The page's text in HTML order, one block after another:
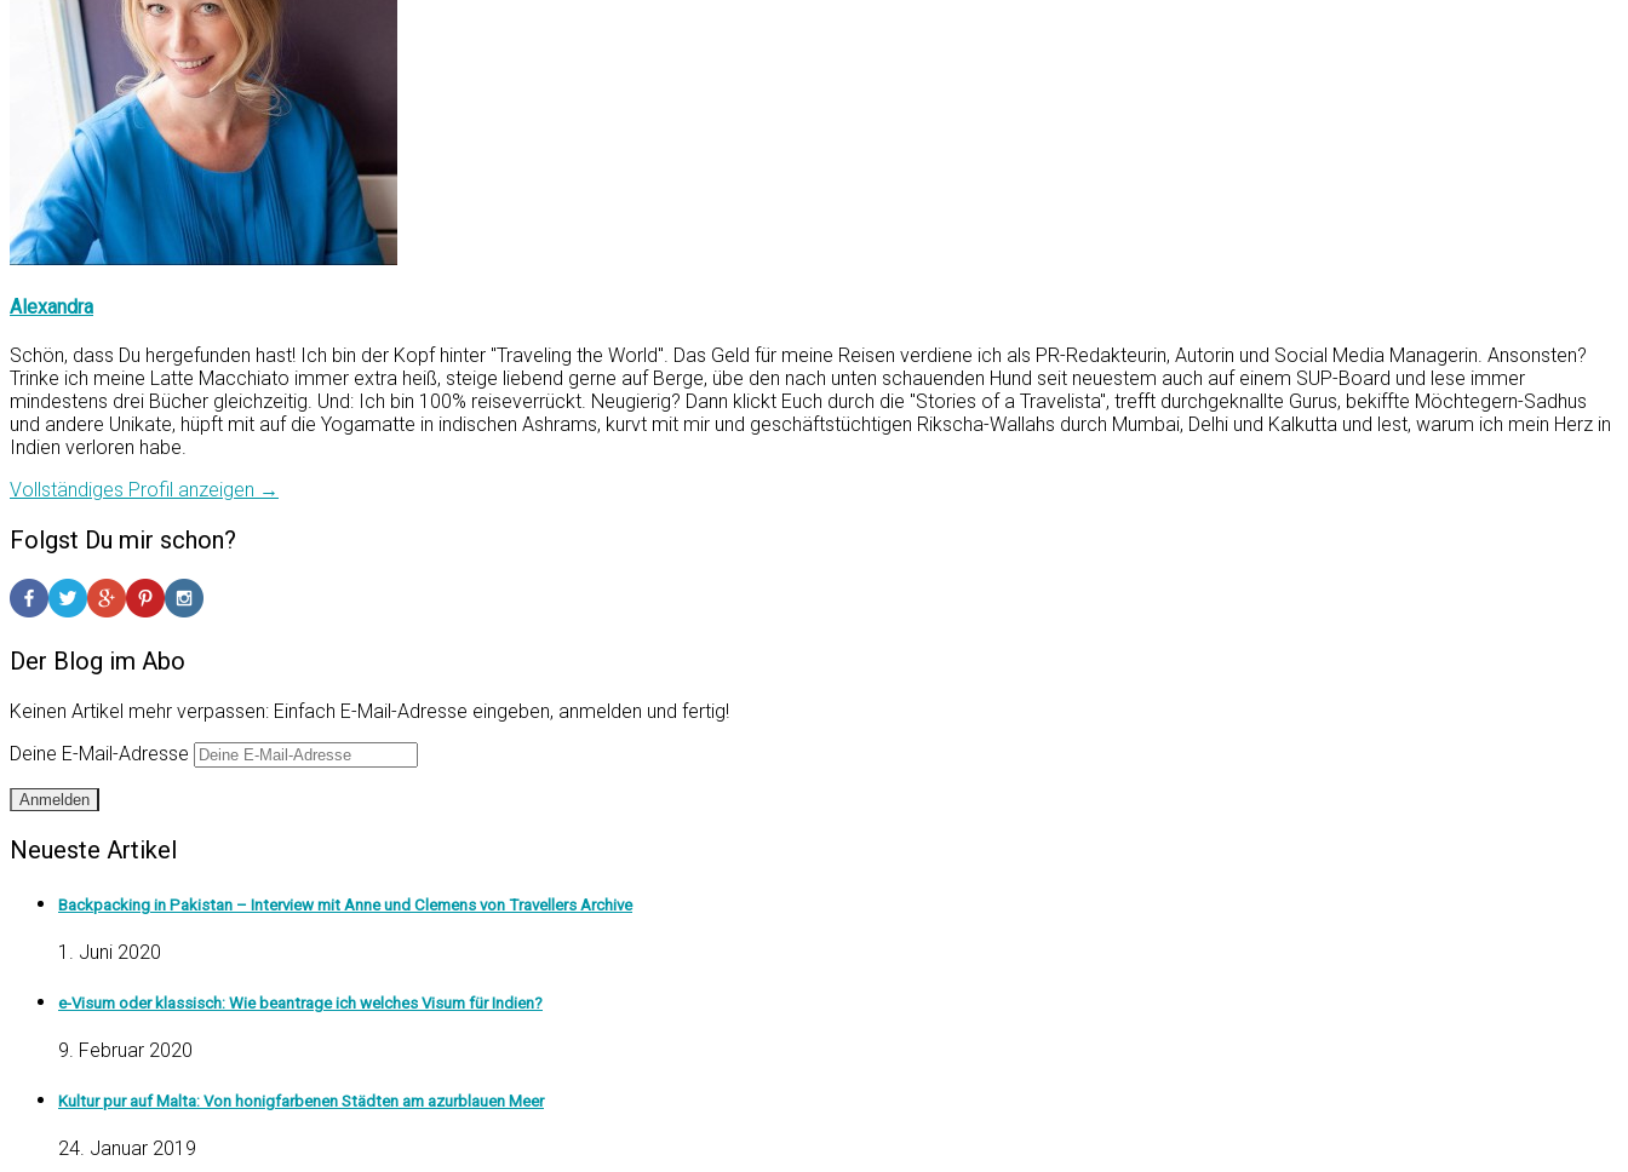
Alexandra
Schön, dass Du hergefunden hast! Ich bin der Kopf hinter "Traveling the World". Das Geld für meine Reisen verdiene ich als PR-Redakteurin, Autorin und Social Media Managerin. Ansonsten?
Trinke ich meine Latte Macchiato immer extra heiß, steige liebend gerne auf Berge, übe den nach unten schauenden Hund seit neuestem auch auf einem SUP-Board und lese immer
mindestens drei Bücher gleichzeitig. Und: Ich bin 100% reiseverrückt. Neugierig? Dann klickt Euch durch die "Stories of a Travelista", trefft durchgeknallte Gurus, bekiffte Möchtegern-Sadhus
und andere Unikate, hüpft mit auf die Yogamatte in indischen Ashrams, kurvt mit mir und geschäftstüchtigen Rikscha-Wallahs durch Mumbai, Delhi und Kalkutta und lest, warum ich mein Herz in
Indien verloren habe.
Vollständiges Profil anzeigen →
Folgst Du mir schon?
Der Blog im Abo
Keinen Artikel mehr verpassen: Einfach E-Mail-Adresse eingeben, anmelden und fertig!
Deine E-Mail-Adresse
Anmelden
Neueste Artikel
Backpacking in Pakistan – Interview mit Anne und Clemens von Travellers Archive
1. Juni 2020
e-Visum oder klassisch: Wie beantrage ich welches Visum für Indien?
9. Februar 2020
Kultur pur auf Malta: Von honigfarbenen Städten am azurblauen Meer
24. Januar 2019